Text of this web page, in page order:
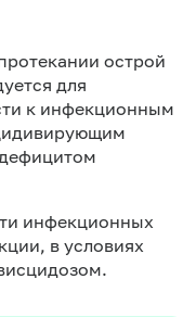
острой
для
к инфекционным
инфекционных
, в условиях